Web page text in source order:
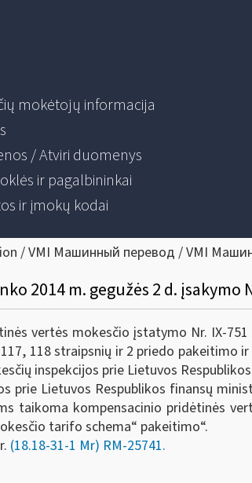
mokėtojų informacija
/ Atviri duomenys
ir pagalbininkai
ir įmokų kodai
/ VMI Машинный перевод / VMI
2014 m. gegužės 2 d. įsakymo
vertės mokesčio įstatymo Nr. IX-751
118 straipsnių ir 2 priedo
inspekcijos prie Lietuvos
prie Lietuvos Respublikos finansų
taikoma kompensacinio pridėtinės
tarifo schema“ pakeitimo“.
(18.18-31-1 Mr) RM-25741.